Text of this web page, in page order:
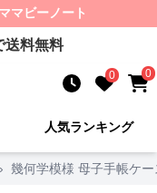
ママビーノート
送料無料
0 0
人気ランキング
› 幾何学模様 母子手帳ケー